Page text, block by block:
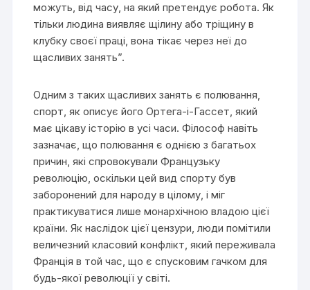
можуть, від часу, на який претендує робота. Як
тільки людина виявляє щілину або тріщину в
клубку своєї праці, вона тікає через неї до
щасливих занять”.
Одним з таких щасливих занять є полювання,
спорт, як описує його Ортега-і-Гассет, який
має цікаву історію в усі часи. Філософ навіть
зазначає, що полювання є однією з багатьох
причин, які спровокували Французьку
революцію, оскільки цей вид спорту був
заборонений для народу в цілому, і міг
практикуватися лише монархічною владою цієї
країни. Як наслідок цієї цензури, люди помітили
величезний класовий конфлікт, який переживала
Франція в той час, що є спусковим гачком для
будь-якої революції у світі.